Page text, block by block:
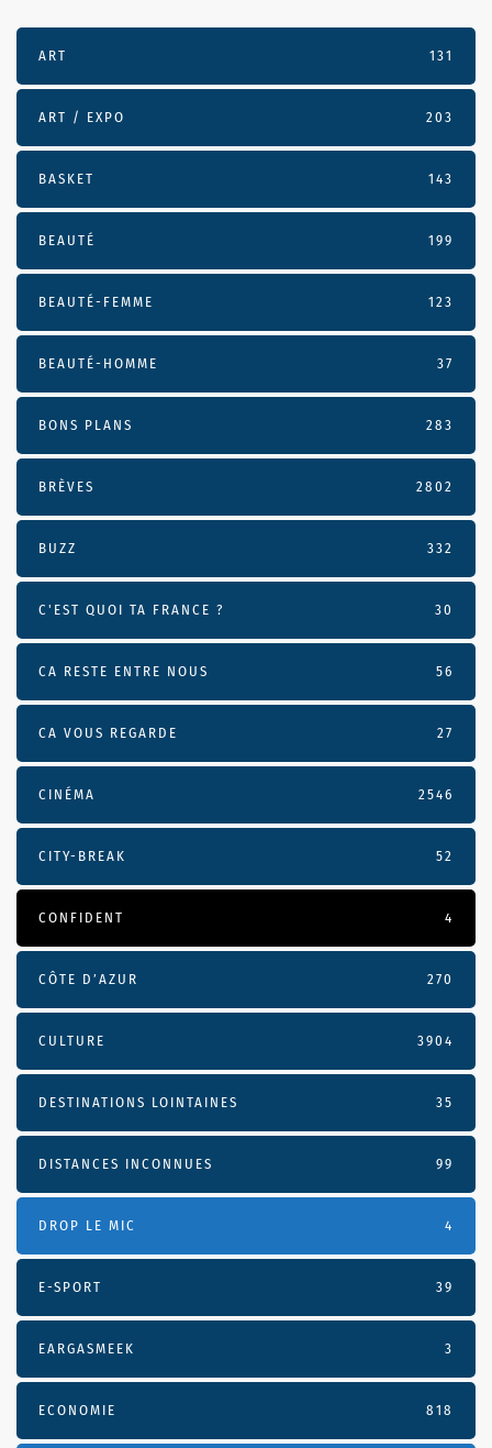
ART 131
ART / EXPO 203
BASKET 143
BEAUTÉ 199
BEAUTÉ-FEMME 123
BEAUTÉ-HOMME 37
BONS PLANS 283
BRÈVES 2802
BUZZ 332
C'EST QUOI TA FRANCE ? 30
CA RESTE ENTRE NOUS 56
CA VOUS REGARDE 27
CINÉMA 2546
CITY-BREAK 52
CONFIDENT 4
CÔTE D’AZUR 270
CULTURE 3904
DESTINATIONS LOINTAINES 35
DISTANCES INCONNUES 99
DROP LE MIC 4
E-SPORT 39
EARGASMEEK 3
ECONOMIE 818